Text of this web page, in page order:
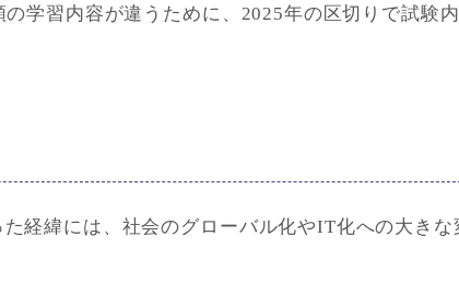
学習内容が違うために、2025年の区切りで試験内
経緯には、社会のグローバル化やIT化への大きな